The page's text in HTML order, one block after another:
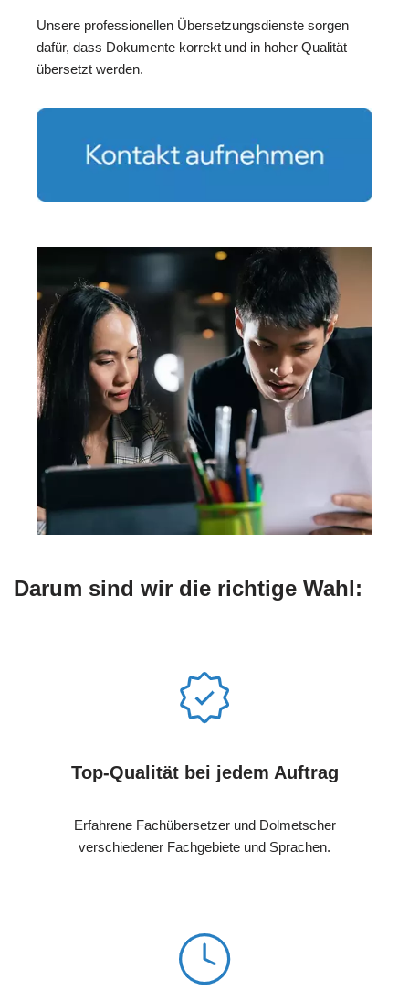
Unsere professionellen Übersetzungsdienste sorgen
dafür, dass Dokumente korrekt und in hoher Qualität
übersetzt werden.
Darum sind wir die richtige Wahl:
Top-Qualität bei jedem Auftrag
Erfahrene Fachübersetzer und Dolmetscher
verschiedener Fachgebiete und Sprachen.